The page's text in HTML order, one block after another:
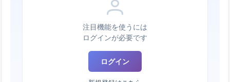
注目機能を使うには
ログインが必要です
ログイン